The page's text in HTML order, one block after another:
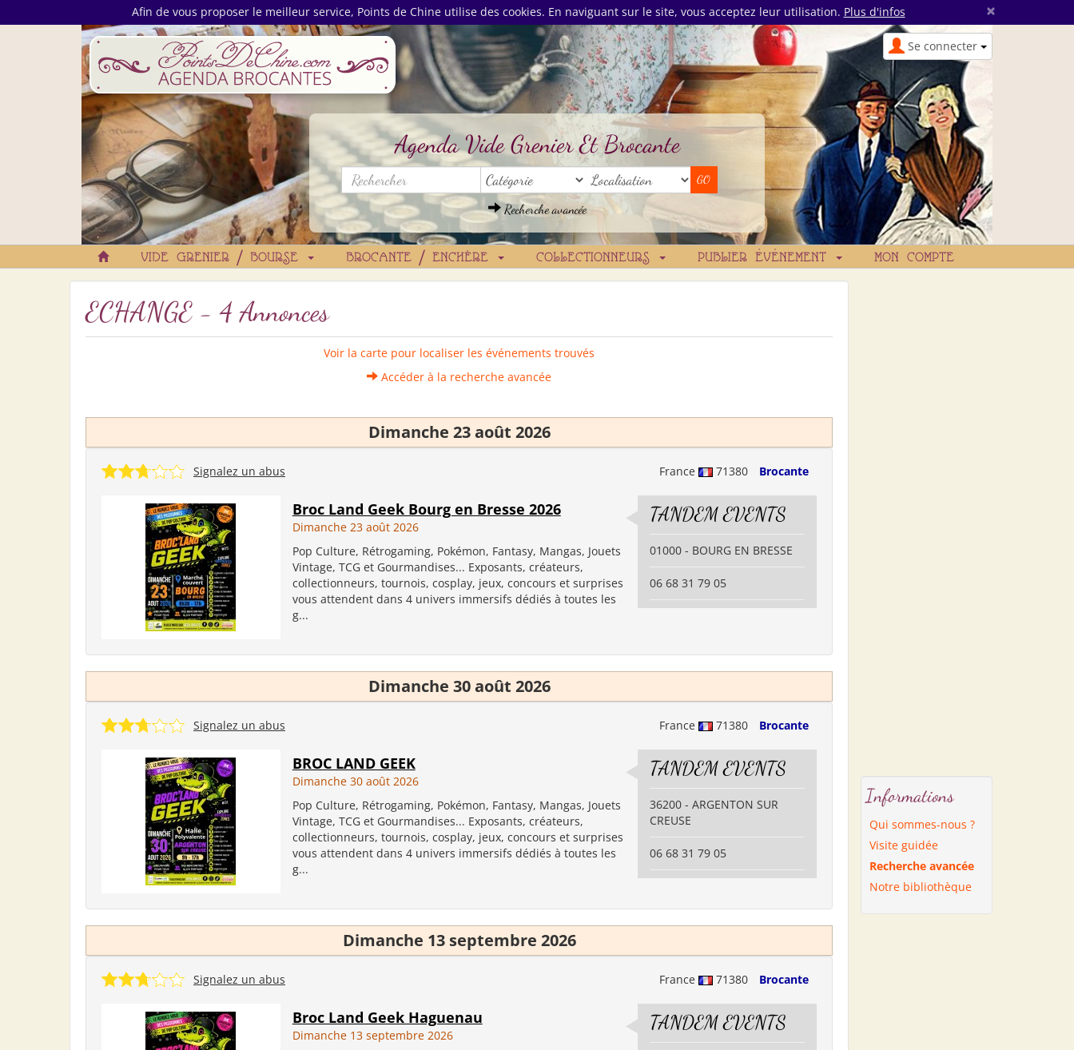
Afin de vous proposer le meilleur service, Points de Chine utilise des cookies. En naviguant sur le site, vous acceptez leur utilisation. Plus d'infos ×
Se connecter
Agenda Vide Grenier Et Brocante
Recherche avancée
VIDE GRENIER / BOURSE BROCANTE / ENCHÈRE COLLECTIONNEURS PUBLIER ÉVÉNEMENT MON COMPTE
ECHANGE - 4 Annonces
Voir la carte pour localiser les événements trouvés
Accéder à la recherche avancée
Dimanche 23 août 2026
France 71380 Brocante
Signalez un abus
Broc Land Geek Bourg en Bresse 2026
Dimanche 23 août 2026
Pop Culture, Rétrogaming, Pokémon, Fantasy, Mangas, Jouets
Vintage, TCG et Gourmandises... Exposants, créateurs,
collectionneurs, tournois, cosplay, jeux, concours et surprises
vous attendent dans 4 univers immersifs dédiés à toutes les
g...
TANDEM EVENTS
01000 - BOURG EN BRESSE
06 68 31 79 05
Dimanche 30 août 2026
France 71380 Brocante
Signalez un abus
BROC LAND GEEK
Dimanche 30 août 2026
Pop Culture, Rétrogaming, Pokémon, Fantasy, Mangas, Jouets
Vintage, TCG et Gourmandises... Exposants, créateurs,
collectionneurs, tournois, cosplay, jeux, concours et surprises
vous attendent dans 4 univers immersifs dédiés à toutes les
g...
TANDEM EVENTS
36200 - ARGENTON SUR
CREUSE
06 68 31 79 05
Dimanche 13 septembre 2026
France 71380 Brocante
Signalez un abus
Broc Land Geek Haguenau
Dimanche 13 septembre 2026
TANDEM EVENTS
Informations
Qui sommes-nous ?
Visite guidée
Recherche avancée
Notre bibliothèque